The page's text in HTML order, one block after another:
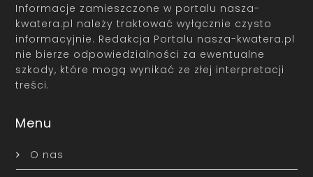
Informacje zamieszczone w portalu nasza-
kwatera.pl należy traktować wyłącznie czysto
informacyjnie. Redakcja Portalu nasza-kwatera.pl
nie bierze odpowiedzialności za ewentualne
szkody, które mogą wynikać ze złej interpretacji
treści.
Menu
O nas